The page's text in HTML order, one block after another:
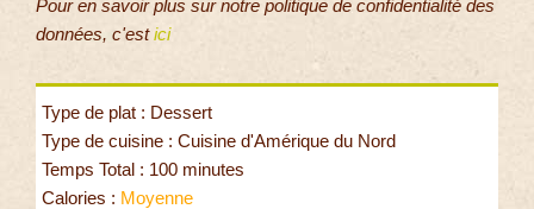
Pour en savoir plus sur notre politique de confidentialité des
données, c'estici
Type de plat : Dessert
Type de cuisine : Cuisine d'Amérique du Nord
Temps Total : 100 minutes
Calories : Moyenne